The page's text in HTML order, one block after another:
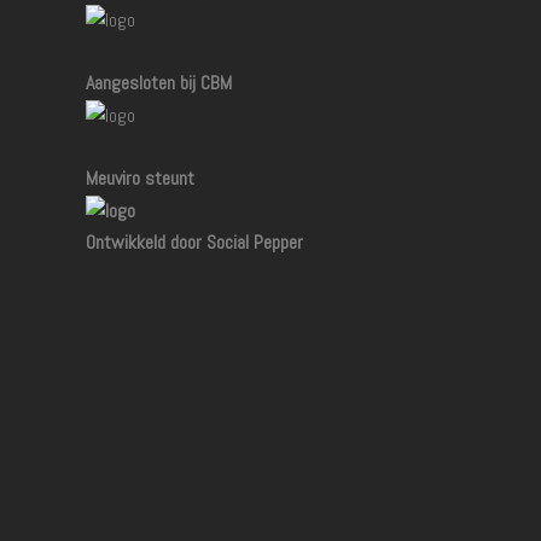
Aangesloten bij CBM
Meuviro steunt
Ontwikkeld door Social Pepper